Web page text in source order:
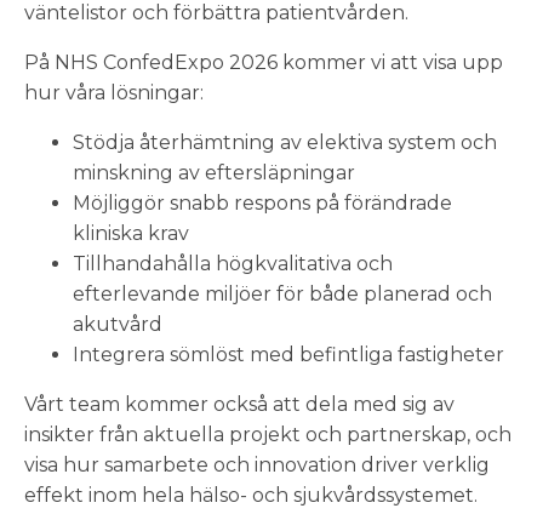
väntelistor och förbättra patientvården.
På NHS ConfedExpo 2026 kommer vi att visa upp
hur våra lösningar:
Stödja återhämtning av elektiva system och
minskning av eftersläpningar
Möjliggör snabb respons på förändrade
kliniska krav
Tillhandahålla högkvalitativa och
efterlevande miljöer för både planerad och
akutvård
Integrera sömlöst med befintliga fastigheter
Vårt team kommer också att dela med sig av
insikter från aktuella projekt och partnerskap, och
visa hur samarbete och innovation driver verklig
effekt inom hela hälso- och sjukvårdssystemet.